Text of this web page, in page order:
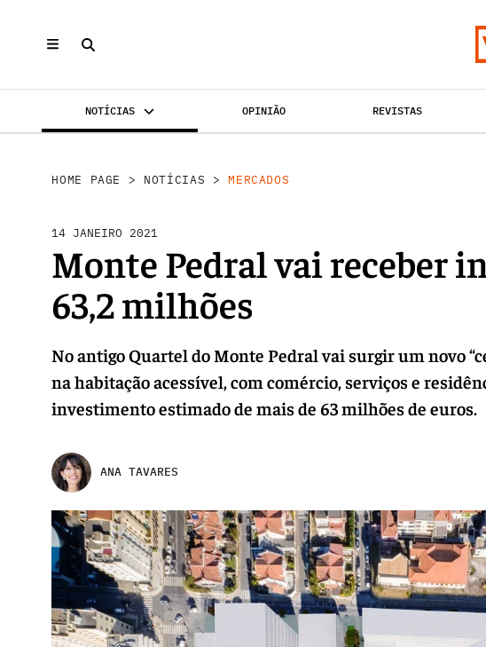
NOTÍCIAS OPINIÃO REVISTAS
HOME PAGE > NOTÍCIAS >MERCADOS
14 JANEIRO 2021
Monte Pedral vai receber
63,2 milhões
No antigo Quartel do Monte Pedral vai surgir um novo
na habitação acessível, com comércio, serviços e
investimento estimado de mais de 63 milhões de euros.
ANA TAVARES